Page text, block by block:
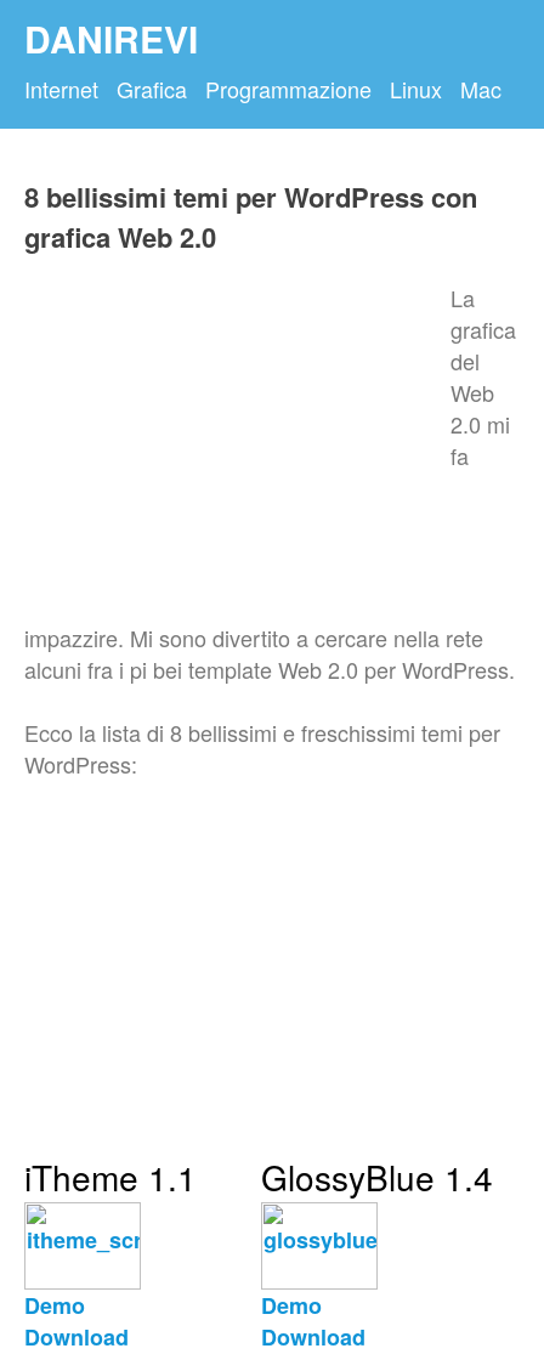
DANIREVI
Internet Grafica Programmazione Linux Mac
8 bellissimi temi per WordPress con
grafica Web 2.0
La
grafica
del
Web
2.0 mi
fa
impazzire. Mi sono divertito a cercare nella rete
alcuni fra i pi bei template Web 2.0 per WordPress.
Ecco la lista di 8 bellissimi e freschissimi temi per
WordPress:
iTheme 1.1
Demo
Download
GlossyBlue 1.4
Demo
Download